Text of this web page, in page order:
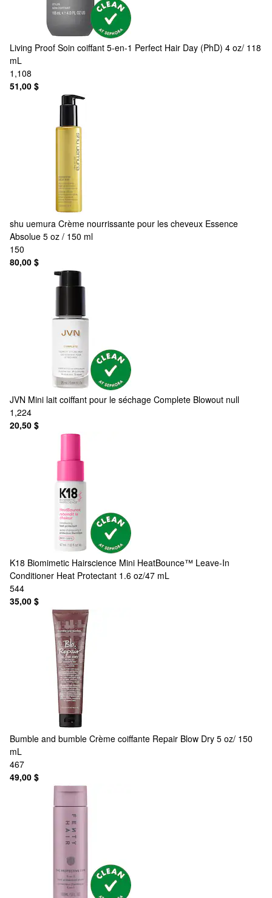
Living Proof Soin coiffant 5-en-1 Perfect Hair Day (PhD) 4 oz/ 118
mL
1,108
51,00 $
shu uemura Crème nourrissante pour les cheveux Essence
Absolue 5 oz / 150 ml
150
80,00 $
JVN Mini lait coiffant pour le séchage Complete Blowout null
1,224
20,50 $
K18 Biomimetic Hairscience Mini HeatBounce™ Leave-In
Conditioner Heat Protectant 1.6 oz/47 mL
544
35,00 $
Bumble and bumble Crème coiffante Repair Blow Dry 5 oz/ 150
mL
467
49,00 $